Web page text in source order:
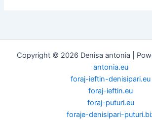
Copyright © 2026 Denisa antonia |
antonia.eu
foraj-ieftin-denisipari.eu
foraj-ieftin.eu
foraj-puturi.eu
foraje-denisipari-